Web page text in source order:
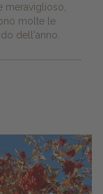
meraviglioso,
molte le
dell'anno.